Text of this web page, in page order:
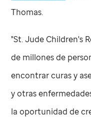
Thomas.
"St. Jude Children's
de millones de
encontrar curas y
y otras
la oportunidad de